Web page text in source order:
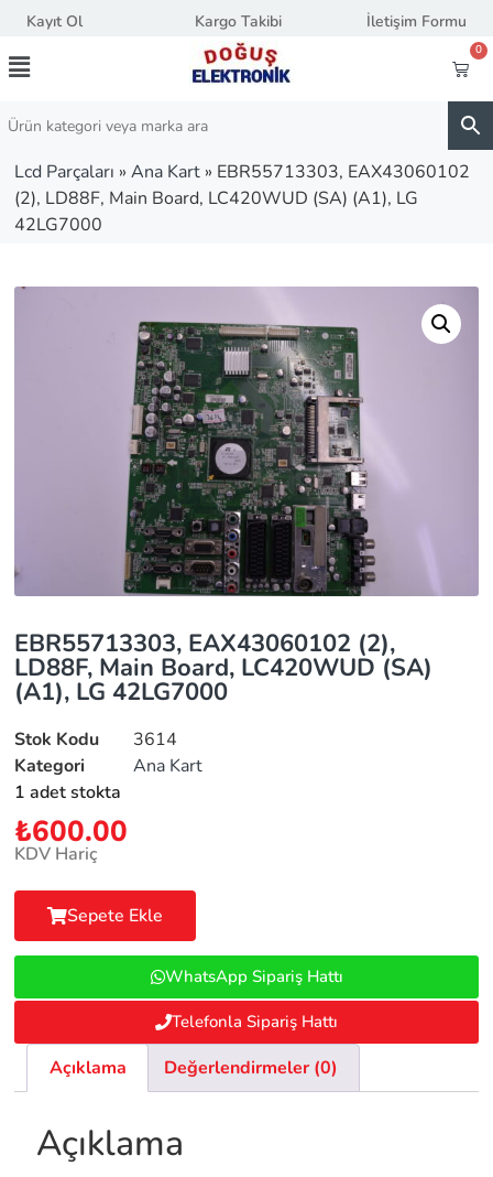
Kayıt Ol Kargo Takibi İletişim Formu
0
Lcd Parçaları » Ana Kart » EBR55713303, EAX43060102
(2), LD88F, Main Board, LC420WUD (SA) (A1), LG
42LG7000
EBR55713303, EAX43060102 (2),
LD88F, Main Board, LC420WUD (SA)
(A1), LG 42LG7000
Stok Kodu
3614
Kategori
Ana Kart
1 adet stokta
₺600.00
KDV Hariç
Sepete Ekle
WhatsApp Sipariş Hattı
Telefonla Sipariş Hattı
Açıklama Değerlendirmeler (0)
Açıklama